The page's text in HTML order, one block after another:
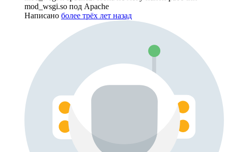
mod_wsgi.so под Apache
Написано более трёх лет назад